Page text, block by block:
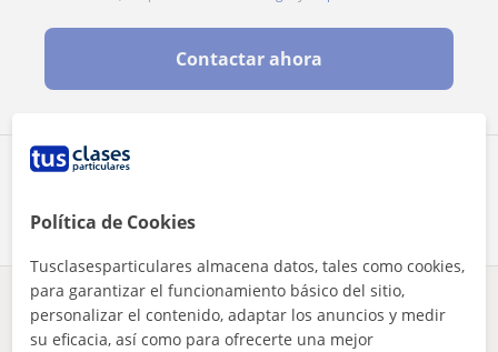
Comparte a este profesor
Contactar ahora
¿Hay algún error en este perfil? Cuéntanos
Política de Cookies
Tusclasesparticulares almacena datos, tales como cookies,
para garantizar el funcionamiento básico del sitio,
personalizar el contenido, adaptar los anuncios y medir
su eficacia, así como para ofrecerte una mejor